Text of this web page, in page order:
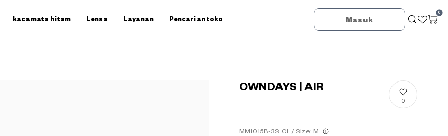
kacamata hitam Lensa Layanan Pencarian toko Masuk
0
OWNDAYS | AIR
MM1015B-3S C1 / Size: M
0